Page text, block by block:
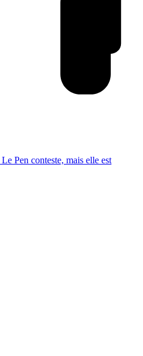
Pen conteste, mais elle est